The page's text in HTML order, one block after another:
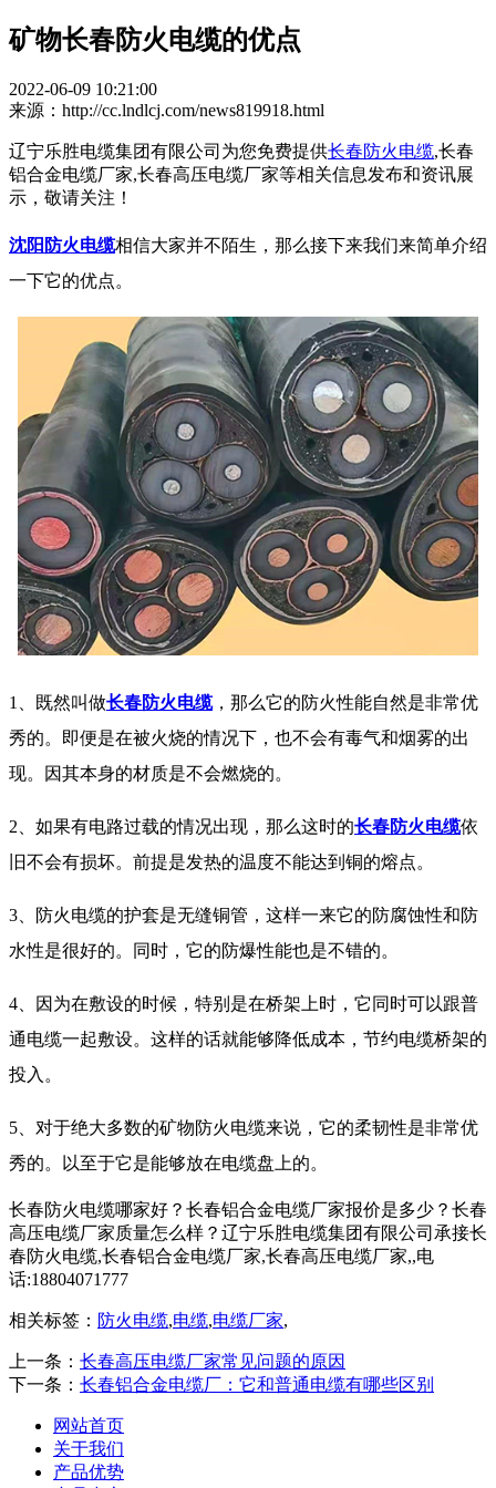
矿物长春防火电缆的优点
2022-06-09 10:21:00
来源：http://cc.lndlcj.com/news819918.html
辽宁乐胜电缆集团有限公司为您免费提供长春防火电缆,长春
铝合金电缆厂家,长春高压电缆厂家等相关信息发布和资讯展
示，敬请关注！
沈阳防火电缆相信大家并不陌生，那么接下来我们来简单介绍
一下它的优点。
1、既然叫做长春防火电缆，那么它的防火性能自然是非常优
秀的。即便是在被火烧的情况下，也不会有毒气和烟雾的出
现。因其本身的材质是不会燃烧的。
2、如果有电路过载的情况出现，那么这时的长春防火电缆依
旧不会有损坏。前提是发热的温度不能达到铜的熔点。
3、防火电缆的护套是无缝铜管，这样一来它的防腐蚀性和防
水性是很好的。同时，它的防爆性能也是不错的。
4、因为在敷设的时候，特别是在桥架上时，它同时可以跟普
通电缆一起敷设。这样的话就能够降低成本，节约电缆桥架的
投入。
5、对于绝大多数的矿物防火电缆来说，它的柔韧性是非常优
秀的。以至于它是能够放在电缆盘上的。
长春防火电缆哪家好？长春铝合金电缆厂家报价是多少？长春
高压电缆厂家质量怎么样？辽宁乐胜电缆集团有限公司承接长
春防火电缆,长春铝合金电缆厂家,长春高压电缆厂家,,电
话:18804071777
相关标签： 防火电缆,电缆,电缆厂家,
上一条： 长春高压电缆厂家常见问题的原因
下一条： 长春铝合金电缆厂：它和普通电缆有哪些区别
网站首页
关于我们
产品优势